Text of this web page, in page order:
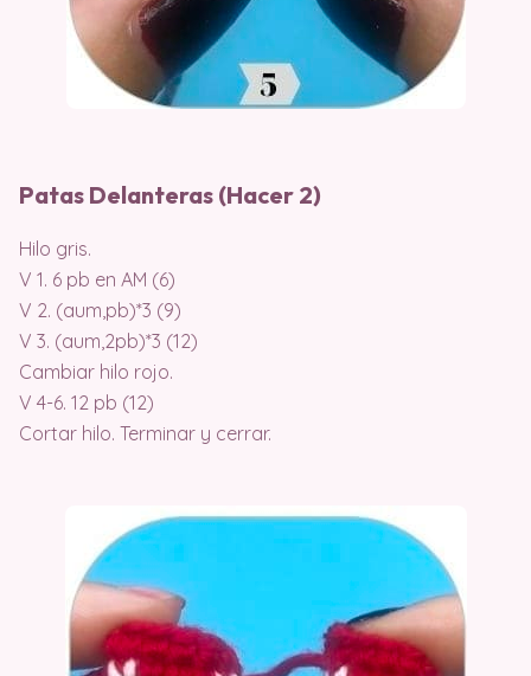
Patas Delanteras (Hacer 2)
Hilo gris.
V 1. 6 pb en AM (6)
V 2. (aum,pb)*3 (9)
V 3. (aum,2pb)*3 (12)
Cambiar hilo rojo.
V 4-6. 12 pb (12)
Cortar hilo. Terminar y cerrar.